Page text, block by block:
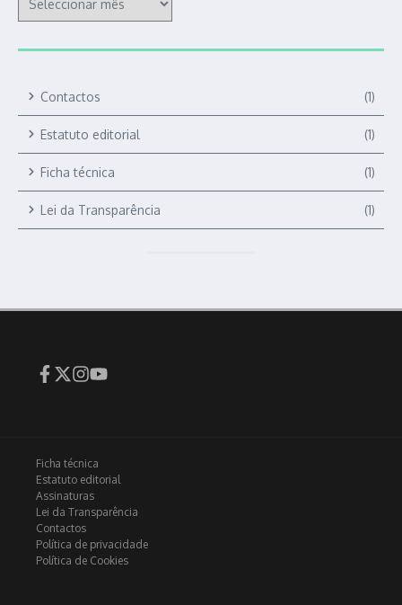
Contactos (1)
Estatuto editorial (1)
Ficha técnica (1)
Lei da Transparência (1)
Ficha técnica
Estatuto editorial
Assinaturas
Lei da Transparência
Contactos
Política de privacidade
Política de Cookies